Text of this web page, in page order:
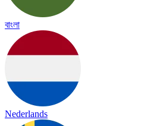
বাংলা
Nederlands